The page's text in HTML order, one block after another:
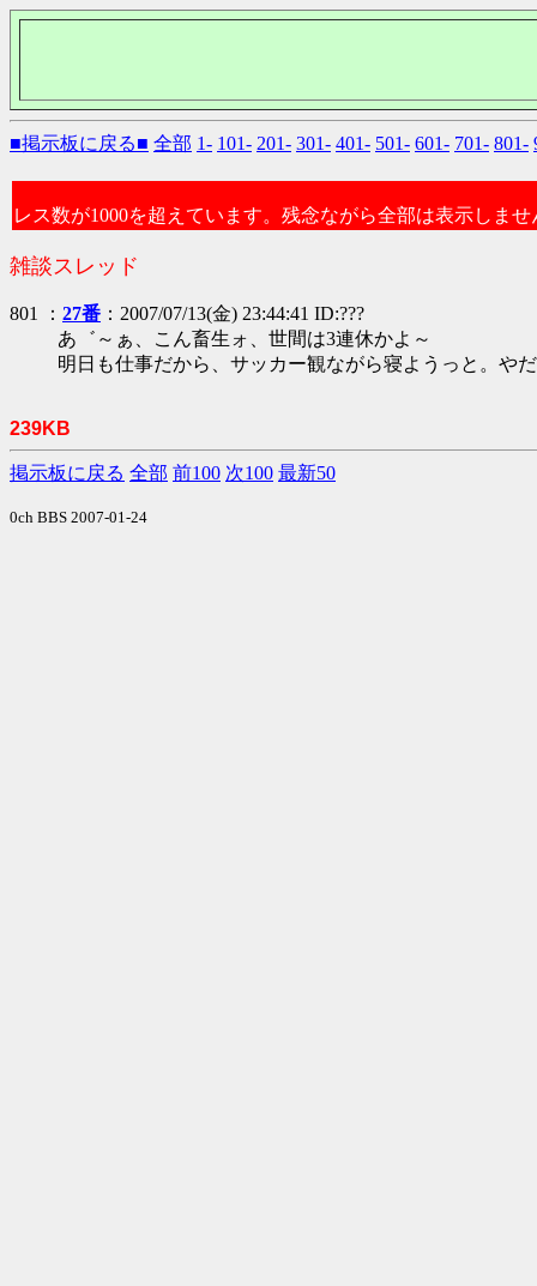
■掲示板に戻る■ 全部 1- 101- 201- 301- 401- 501- 601- 701- 801-
レス数が1000を超えています。残念ながら全部は表示しませ
雑談スレッド
801 ： 27番 ：2007/07/13(金) 23:44:41 ID:???
あ゛～ぁ、こん畜生ォ、世間は3連休かよ～
明日も仕事だから、サッカー観ながら寝ようっと。や
239KB
掲示板に戻る 全部 前100 次100 最新50
0ch BBS 2007-01-24